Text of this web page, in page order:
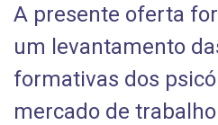
A presente oferta
um levantamento
formativas dos
mercado de